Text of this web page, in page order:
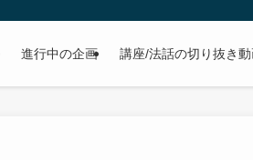
進行中の企画 講座/法話の切り抜き